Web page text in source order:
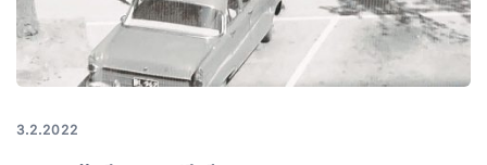
3.2.2022